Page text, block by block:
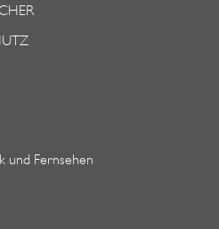
und Fernsehen